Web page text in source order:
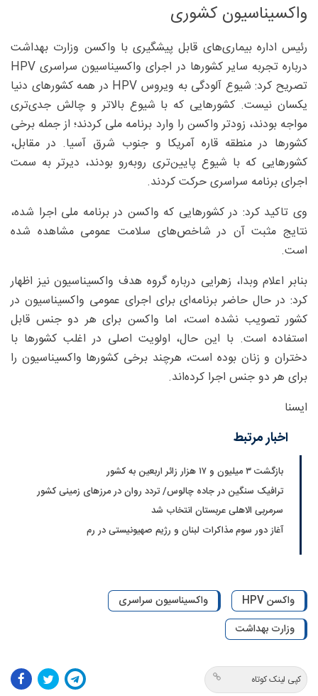
واکسیناسیون کشوری
رئیس اداره بیماری‌های قابل پیشگیری با واکسن وزارت بهداشت
درباره تجربه سایر کشورها در اجرای واکسیناسیون سراسری HPV
تصریح کرد: شیوع آلودگی به ویروس HPV در همه کشورهای دنیا
یکسان نیست. کشورهایی که با شیوع بالاتر و چالش جدی‌تری
مواجه بودند، زودتر واکسن را وارد برنامه ملی کردند؛ از جمله برخی
کشورها در منطقه قاره آمریکا و جنوب شرق آسیا. در مقابل،
کشورهایی که با شیوع پایین‌تری روبه‌رو بودند، دیرتر به سمت
اجرای برنامه سراسری حرکت کردند.
وی تاکید کرد: در کشورهایی که واکسن در برنامه ملی اجرا شده،
نتایج مثبت آن در شاخص‌های سلامت عمومی مشاهده شده
است.
بنابر اعلام وبدا، زهرایی درباره گروه هدف واکسیناسیون نیز اظهار
کرد: در حال حاضر برنامه‌ای برای اجرای عمومی واکسیناسیون در
کشور تصویب نشده است، اما واکسن برای هر دو جنس قابل
استفاده است. با این حال، اولویت اصلی در اغلب کشورها با
دختران و زنان بوده است، هرچند برخی کشورها واکسیناسیون را
برای هر دو جنس اجرا کرده‌اند.
ایسنا
اخبار مرتبط
بازگشت ۳ میلیون و ۱۷ هزار زائر اربعین به کشور
ترافیک سنگین در جاده چالوس/ تردد روان در مرزهای زمینی کشور
سرمربی الاهلی عربستان انتخاب شد
آغاز دور سوم مذاکرات لبنان و رژیم صهیونیستی در رم
واکسن HPV
واکسیناسیون سراسری
وزارت بهداشت
کپی لینک کوتاه